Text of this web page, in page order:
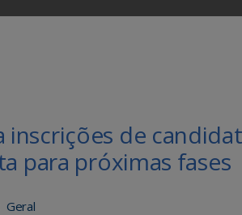
inscrições de
para próximas fases
Geral